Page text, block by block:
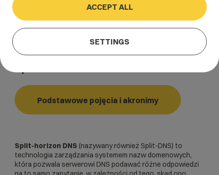
Home
Split-horizon DNS
Split-horizon DNS
Podstawowe pojęcia i akronimy
Split-horizon DNS (nazywany również Split-DNS) to
technologia zarządzania systemem nazw domenowych,
która pozwala serwerowi DNS podawać różne odpowiedzi
ACCEPT ALL
SETTINGS